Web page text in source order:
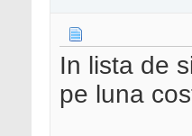
In lista de
pe luna